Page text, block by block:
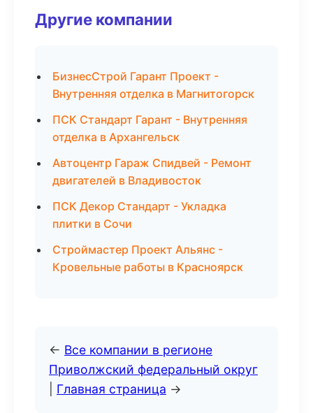
Другие компании
БизнесСтрой Гарант Проект -
Внутренняя отделка в Магнитогорск
ПСК Стандарт Гарант - Внутренняя
отделка в Архангельск
Автоцентр Гараж Спидвей - Ремонт
двигателей в Владивосток
ПСК Декор Стандарт - Укладка
плитки в Сочи
Строймастер Проект Альянс -
Кровельные работы в Красноярск
← Все компании в регионе
Приволжский федеральный округ
Главная страница →